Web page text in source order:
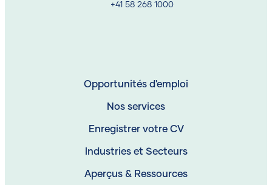
+41 58 268 1000
Opportunités d'emploi
Nos services
Enregistrer votre CV
Industries et Secteurs
Aperçus & Ressources